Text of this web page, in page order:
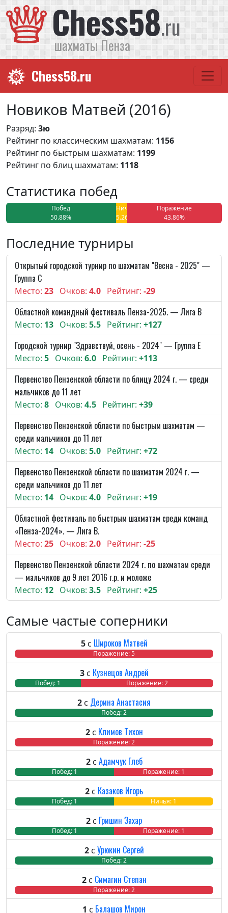
Chess58.ru
шахматы Пенза
Chess58.ru
Новиков Матвей (2016)
Разряд: 3ю
Рейтинг по классическим шахматам: 1156
Рейтинг по быстрым шахматам: 1199
Рейтинг по блиц шахматам: 1118
Статистика побед
Побед
50.88%
Ничья
5.26%
Поражение
43.86%
Последние турниры
Открытый городской турнир по шахматам "Весна - 2025" —
Группа C
Место: 23 Очков: 4.0 Рейтинг: -29
Областной командный фестиваль Пенза-2025. — Лига В
Место: 13 Очков: 5.5 Рейтинг: +127
Городской турнир "Здравствуй, осень - 2024" — Группа E
Место: 5 Очков: 6.0 Рейтинг: +113
Первенство Пензенской области по блицу 2024 г. — среди
мальчиков до 11 лет
Место: 8 Очков: 4.5 Рейтинг: +39
Первенство Пензенской области по быстрым шахматам —
среди мальчиков до 11 лет
Место: 14 Очков: 5.0 Рейтинг: +72
Первенство Пензенской области по шахматам 2024 г. —
среди мальчиков до 11 лет
Место: 14 Очков: 4.0 Рейтинг: +19
Областной фестиваль по быстрым шахматам среди команд
«Пенза-2024». — Лига В.
Место: 25 Очков: 2.0 Рейтинг: -25
Первенство Пензенской области 2024 г. по шахматам среди
— мальчиков до 9 лет 2016 г.р. и моложе
Место: 12 Очков: 3.5 Рейтинг: +25
Самые частые соперники
5с Широков Матвей
Побед: 0
Ничья: 0 Поражение: 5
3с Кузнецов Андрей
Побед: 1 Поражение: 2
2 с Дерина Анастасия
Побед: 2
2с Климов Тихон
Побед: 0
Ничья: 0 Поражение: 2
2с Адамчук Глеб
Побед: 1 Поражение: 1
2 с Казаков Игорь
Побед: 1 Ничья: 1
2 с Гришин Захар
Побед: 1 Поражение: 1
2с Урюкин Сергей
Побед: 2
2с Симагин Степан
Побед: 0
Ничья: 0 Поражение: 2
1 с Балашов Мирон